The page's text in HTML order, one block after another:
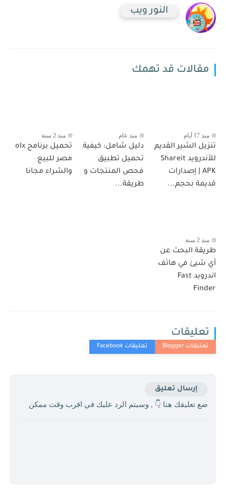
النور ويب
مقالات قد تهمك
منذ 17 أيام
تنزيل الشير القديم
للأندرويد Shareit
APK | إصدارات
قديمة بحجم...
منذ عام
دليل شامل: كيفية
تحميل تطبيق
فحص المنتجات و
طريقة...
منذ 2 سنة
تحميل برنامج olx
مصر للبيع
والشراء مجانا
منذ 2 سنة
طريقة البحث عن
أي شيئ في هاتف
اندرويد Fast
Finder
تعليقات
إرسال تعليق
ضع تعليقك هنا 👇 , وسيتم الرد عليك في اقرب وقت ممكن